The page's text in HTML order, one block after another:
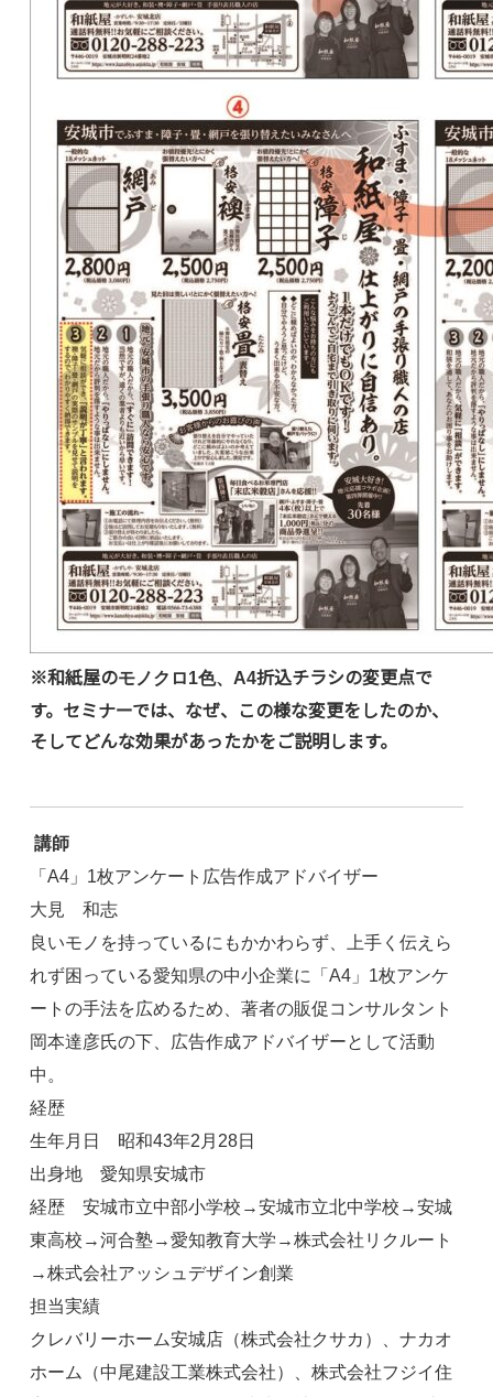
※和紙屋のモノクロ1色、A4折込チラシの変更点で
す。セミナーでは、なぜ、この様な変更をしたのか、
そしてどんな効果があったかをご説明します。
講師
「A4」1枚アンケート広告作成アドバイザー
大見 和志
良いモノを持っているにもかかわらず、上手く伝えら
れず困っている愛知県の中小企業に「A4」1枚アンケ
ートの手法を広めるため、著者の販促コンサルタント
岡本達彦氏の下、広告作成アドバイザーとして活動
中。
経歴
生年月日 昭和43年2月28日
出身地 愛知県安城市
経歴 安城市立中部小学校→安城市立北中学校→安城
東高校→河合塾→愛知教育大学→株式会社リクルート
→株式会社アッシュデザイン創業
担当実績
クレバリーホーム安城店（株式会社クサカ）、ナカオ
ホーム（中尾建設工業株式会社）、株式会社フジイ住